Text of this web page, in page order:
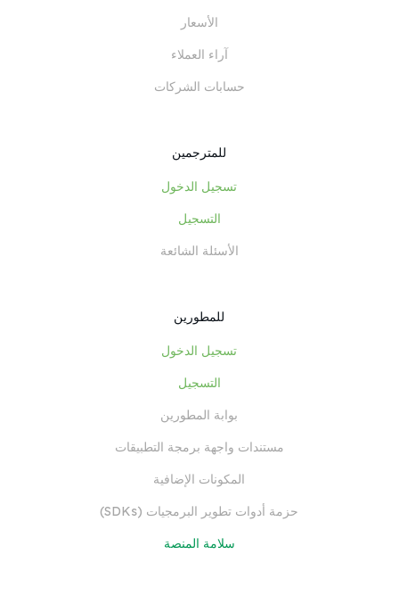
الأسعار
آراء العملاء
حسابات الشركات
للمترجمين
تسجيل الدخول
التسجيل
الأسئلة الشائعة
للمطورين
تسجيل الدخول
التسجيل
بوابة المطورين
مستندات واجهة برمجة التطبيقات
المكونات الإضافية
حزمة أدوات تطوير البرمجيات (SDKs)
سلامة المنصة